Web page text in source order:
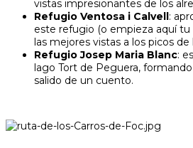
vistas impresionantes de los
Refugio Ventosa i Calvell :
este refugio (o empieza aquí tu
las mejores vistas a los picos de
Refugio Josep Maria Blanc:
lago Tort de Peguera,
salido de un cuento.